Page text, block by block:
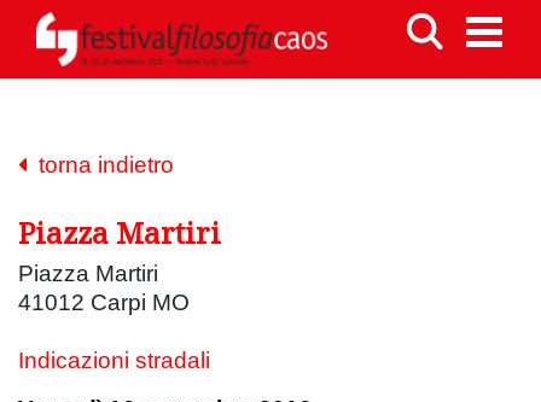
torna indietro
Piazza Martiri
Piazza Martiri
41012 Carpi MO
Indicazioni stradali